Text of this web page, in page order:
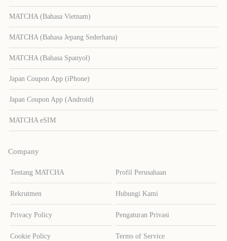
MATCHA (Bahasa Vietnam)
MATCHA (Bahasa Jepang Sederhana)
MATCHA (Bahasa Spanyol)
Japan Coupon App (iPhone)
Japan Coupon App (Android)
MATCHA eSIM
Company
Tentang MATCHA Profil Perusahaan
Rekrutmen Hubungi Kami
Privacy Policy Pengaturan Privasi
Cookie Policy Terms of Service